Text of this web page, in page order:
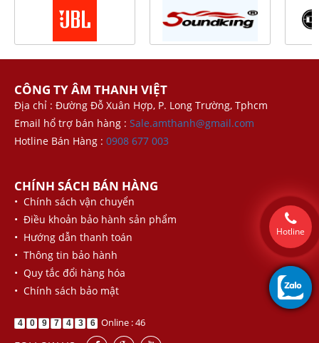
CÔNG TY ÂM THANH VIỆT
Địa chỉ : Đường Đỗ Xuân Hợp, P. Long Trường, Tphcm
Email hổ trợ bán hàng : Sale.amthanh@gmail.com
Hotline Bán Hàng : 0908 677 003
CHÍNH SÁCH BÁN HÀNG
• Chính sách vận chuyển
• Điều khoản bảo hành sản phẩm
• Hướng dẫn thanh toán
• Thông tin bảo hành
• Quy tắc đổi hàng hóa
• Chính sách bảo mật
4 0 9 7 4 3 6 Online : 46
Hotline